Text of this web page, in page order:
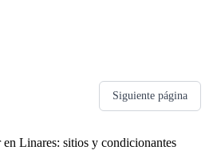
Siguiente página